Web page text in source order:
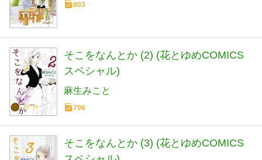
803
そこをなんとか (2) (花とゆめCOMICS
スペシャル)
麻生みこと
796
そこをなんとか (3) (花とゆめCOMICS